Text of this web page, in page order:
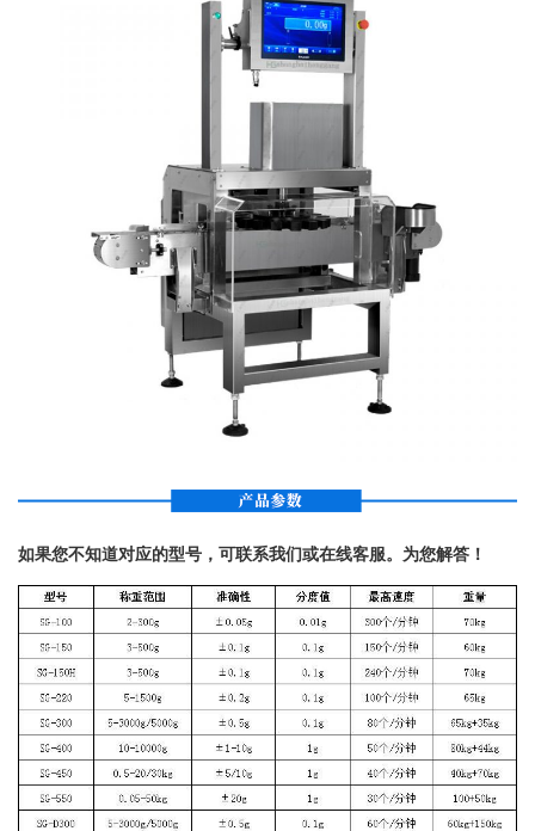
如果您不知道对应的型号，可联系我们或在线客服。为您解答！